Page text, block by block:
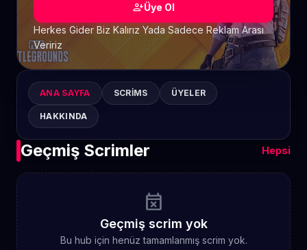
person_addÜye Ol
Herkes Gider Biz Kalırız Yada Sadece Reklam Arası
Veririz
ANA SAYFA SCRIMS ÜYELER
HAKKINDA
Geçmiş Scrimler Hepsi
event_busy
Geçmiş scrim yok
Bu hub için henüz tamamlanmış scrim yok.